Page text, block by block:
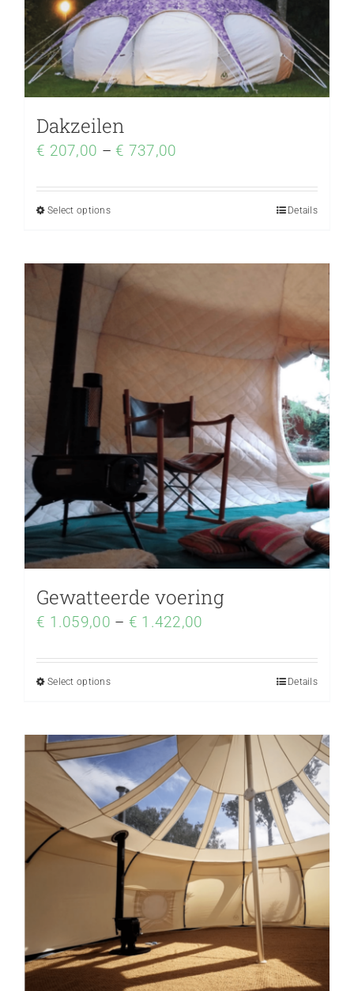
Dakzeilen
€ 207,00 –€ 737,00
Select options Details
Gewatteerde voering
€ 1.059,00 – € 1.422,00
Select options Details